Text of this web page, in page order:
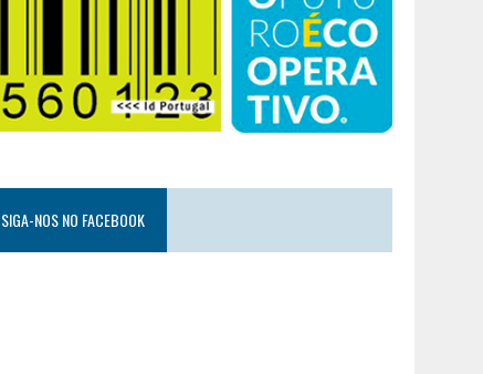
SIGA-NOS NO FACEBOOK